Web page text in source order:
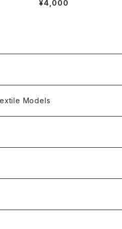
¥4,000
Models